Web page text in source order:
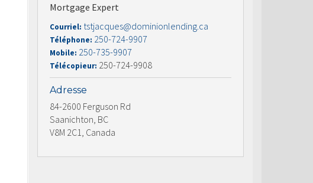
Mortgage Expert
Courriel: tstjacques@dominionlending.ca
Téléphone: 250-724-9907
Mobile: 250-735-9907
Télécopieur: 250-724-9908
Adresse
84-2600 Ferguson Rd
Saanichton, BC
V8M 2C1, Canada